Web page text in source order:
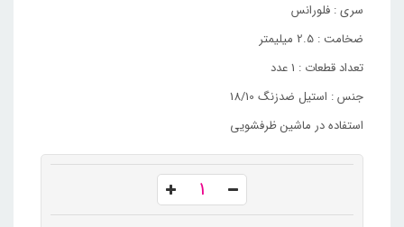
سری : فلورانس
ضخامت : 2.5 میلیمتر
تعداد قطعات : 1 عدد
جنس : استیل ضدزنگ 18/10
استفاده در ماشین ظرفشویی